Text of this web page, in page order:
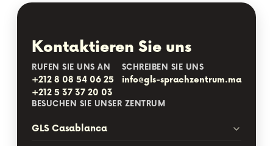
Kontaktieren Sie uns
RUFEN SIE UNS AN
+212 8 08 54 06 25
+212 5 37 37 20 03
SCHREIBEN SIE UNS
info@gls-sprachzentrum.ma
BESUCHEN SIE UNSER ZENTRUM
GLS Casablanca